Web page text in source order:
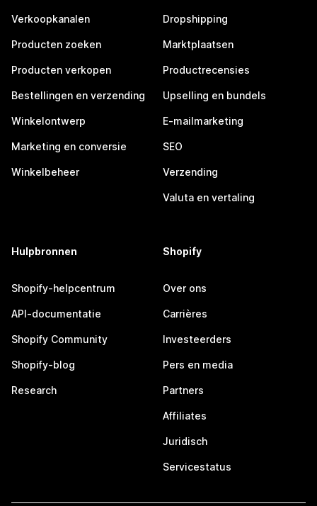
Verkoopkanalen
Producten zoeken
Producten verkopen
Bestellingen en verzending
Winkelontwerp
Marketing en conversie
Winkelbeheer
Dropshipping
Marktplaatsen
Productrecensies
Upselling en bundels
E-mailmarketing
SEO
Verzending
Valuta en vertaling
Hulpbronnen
Shopify-helpcentrum
API-documentatie
Shopify Community
Shopify-blog
Research
Shopify
Over ons
Carrières
Investeerders
Pers en media
Partners
Affiliates
Juridisch
Servicestatus